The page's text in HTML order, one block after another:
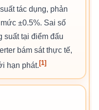
tác dụng, phản
±0.5%. Sai số
suất tại điểm đấu
bám sát thực tế,
hạn phát. [1]